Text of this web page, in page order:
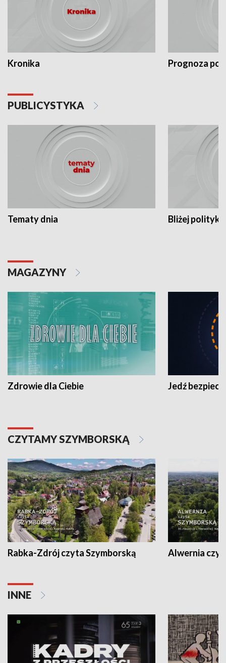
Kronika Prognoza
PUBLICYSTYKA
Tematy dnia Bliżej polityki
MAGAZYNY
Zdrowie dla Ciebie Jedź
CZYTAMY SZYMBORSKĄ
Rabka-Zdrój czyta Szymborską Alwernia
INNE